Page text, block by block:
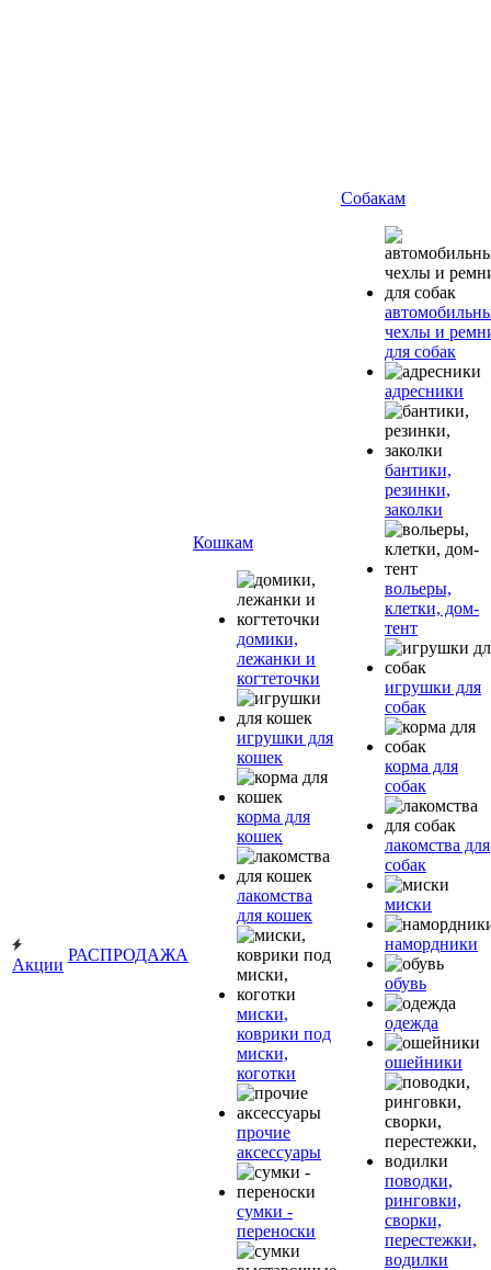
Акции
РАСПРОДАЖА
Кошкам
домики,
лежанки и
когтеточки
игрушки для
кошек
корма для
кошек
лакомства
для кошек
миски,
коврики под
миски,
коготки
прочие
аксессуары
сумки -
переноски
Собакам
чехлы и
для собак
адресники
бантики,
резинки,
заколки
вольеры,
клетки, дом-
тент
игрушки для
собак
корма для
собак
лакомства для
собак
миски
намордники
обувь
одежда
ошейники
поводки,
ринговки,
сворки,
перестежки,
водилки